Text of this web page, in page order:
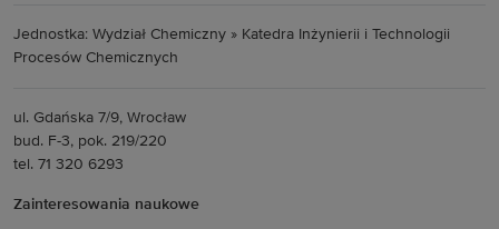
Jednostka: Wydział Chemiczny » Katedra Inżynierii i Technologii
Procesów Chemicznych
ul. Gdańska 7/9, Wrocław
bud. F-3, pok. 219/220
tel. 71 320 6293
Zainteresowania naukowe